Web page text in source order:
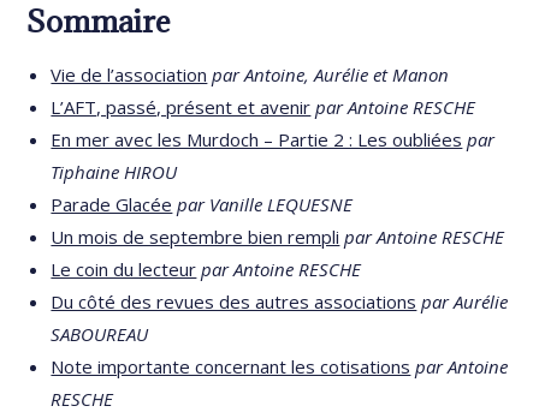
Sommaire
Vie de l’association par Antoine, Aurélie et Manon
L’AFT, passé, présent et avenir par Antoine RESCHE
En mer avec les Murdoch – Partie 2 : Les oubliées par
Tiphaine HIROU
Parade Glacée par Vanille LEQUESNE
Un mois de septembre bien rempli par Antoine RESCHE
Le coin du lecteur par Antoine RESCHE
Du côté des revues des autres associations par Aurélie
SABOUREAU
Note importante concernant les cotisations par Antoine
RESCHE